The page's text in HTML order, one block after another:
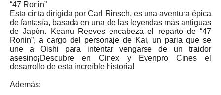
“47 Ronin”
Esta cinta dirigida por Carl Rinsch, es una aventura épica
de fantasía, basada en una de las leyendas más antiguas
de Japón. Keanu
Reeves encabeza el reparto de “47
Ronin”, a cargo del personaje de Kai, un paria que se
une a Oishi para intentar vengarse de un traidor
asesino¡Descubre en Cinex y Evenpro Cines el
desarrollo de esta increíble historia!
Además: